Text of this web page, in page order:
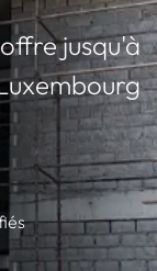
jusqu'à